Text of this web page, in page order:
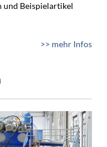
und Beispielartikel
>> mehr Infos